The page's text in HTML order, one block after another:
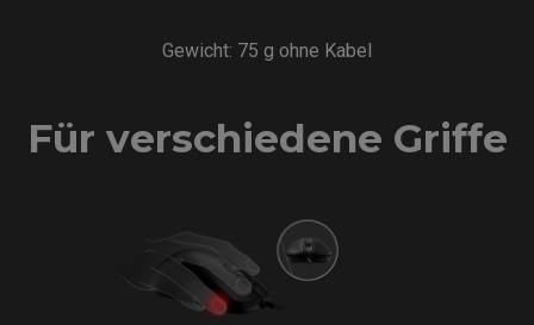
Gewicht: 75 g ohne Kabel
Für verschiedene Griffe